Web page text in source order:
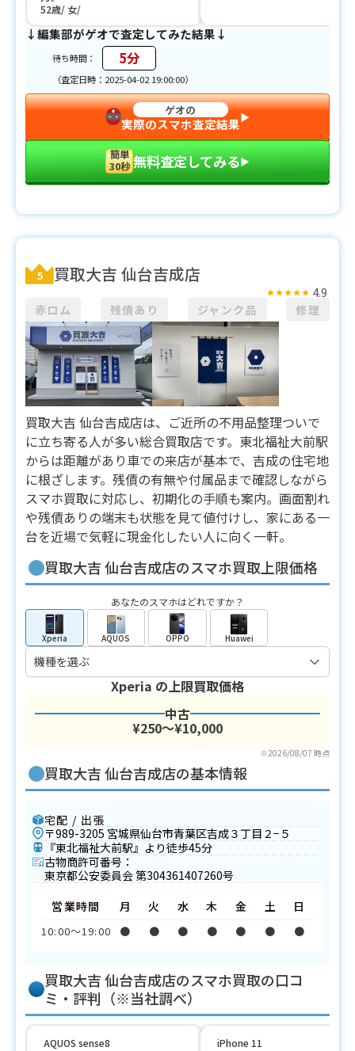
52歳 女
↓編集部がゲオで査定してみた結果↓
待ち時間： 5分
（査定日時：2025-04-02 19:00:00）
ゲオの
実際のスマホ査定結果▶︎
簡単
30秒 無料査定してみる▶︎
5 買取大吉 仙台吉成店
赤ロム 残債あり ジャンク品 修理
4.9
買取大吉 仙台吉成店は、ご近所の不用品整理ついで
に立ち寄る人が多い総合買取店です。東北福祉大前駅
からは距離があり車での来店が基本で、吉成の住宅地
に根ざします。残債の有無や付属品まで確認しながら
スマホ買取に対応し、初期化の手順も案内。画面割れ
や残債ありの端末も状態を見て値付けし、家にある一
台を近場で気軽に現金化したい人に向く一軒。
買取大吉 仙台吉成店のスマホ買取上限価格
あなたのスマホはどれですか？
Xperia AQUOS OPPO Huawei
Xperia の上限買取価格
中古
¥250〜¥10,000
※2026/08/07 時点
買取大吉 仙台吉成店の基本情報
宅配 / 出張
〒989-3205 宮城県仙台市青葉区吉成３丁目２−５
『東北福祉大前駅』より徒歩45分
古物商許可番号：
東京都公安委員会 第304361407260号
営業時間
10:00〜19:00
月
●
火
●
水
●
木
●
金
●
土
●
日
●
買取大吉 仙台吉成店のスマホ買取の口コ
ミ・評判（※当社調べ）
AQUOS sense8 iPhone 11